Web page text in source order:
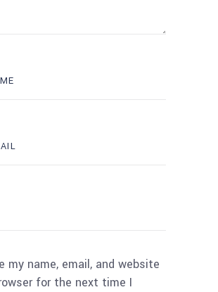
my name, email, and website
for the next time I